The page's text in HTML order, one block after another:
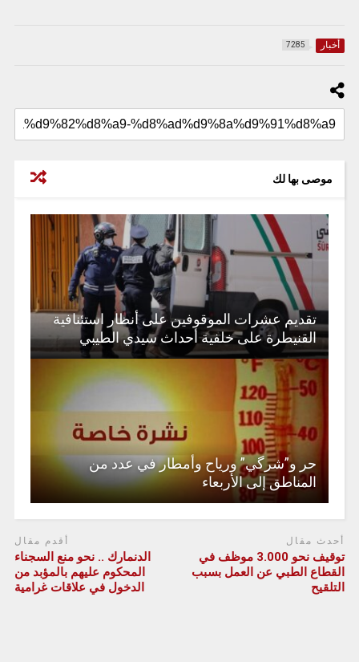
أخبار 7285
موصى بها لك
تقديم عشرات الموقوفين على أنظار استئنافية
القنيطرة على خلفية أحداث سيدي الطيبي
حر و”شرگي” ورياح وأمطار في عدد من
المناطق إلى الأربعاء
أحدث مقال
توقيف نحو 3.000 موظف في
القطاع الطبي عن العمل بسبب
التلقيح
أقدم مقال
الدنمارك .. نحو منع السجناء
المحكوم عليهم بالمؤبد من
الدخول في علاقات غرامية